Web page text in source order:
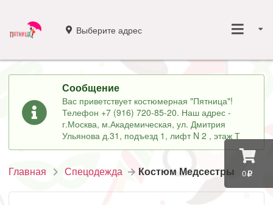
0
Выберите адрес
Сообщение
Вас приветствует костюмерная "Пятница"!
Телефон +7 (916) 720-85-20. Наш адрес -
г.Москва, м.Академическая, ул. Дмитрия
Ульянова д.31, подъезд 1, лифт N 2 , этаж Т
Главная Спецодежда Костюм Медсестры